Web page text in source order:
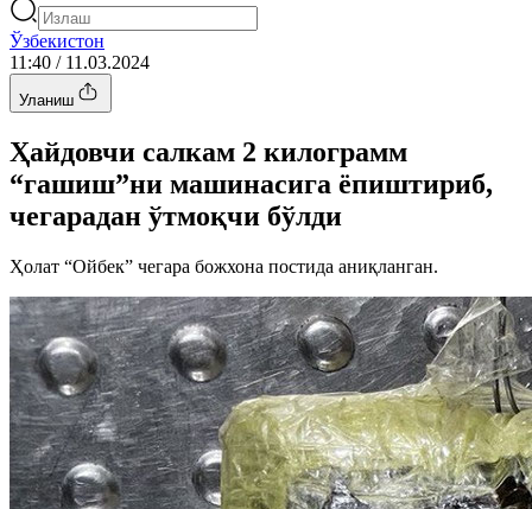
Ўзбекистон
11:40 / 11.03.2024
Уланиш
Ҳайдовчи салкам 2 килограмм
“гашиш”ни машинасига ёпиштириб,
чегарадан ўтмоқчи бўлди
Ҳолат “Ойбек” чегара божхона постида аниқланган.